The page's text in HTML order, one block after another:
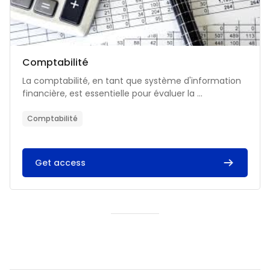
Catégorie de cours
Nom du cours
Comptabilité
Résumé du cours :
La comptabilité, en tant que système d'information
financière, est essentielle pour évaluer la ...
Comptabilité
Get access